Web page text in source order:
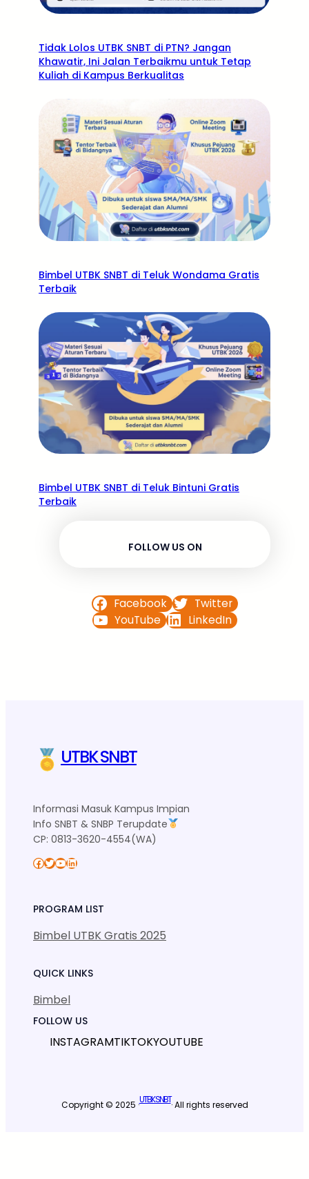
Tidak Lolos UTBK SNBT di PTN? Jangan
Khawatir, Ini Jalan Terbaikmu untuk Tetap
Kuliah di Kampus Berkualitas
Bimbel UTBK SNBT di Teluk Wondama Gratis
Terbaik
Bimbel UTBK SNBT di Teluk Bintuni Gratis
Terbaik
FOLLOW US ON
Facebook
Twitter
YouTube
LinkedIn
UTBK SNBT
Informasi Masuk Kampus Impian
Info SNBT & SNBP Terupdate
CP: 0813-3620-4554(WA)
Facebook Twitter YouTube LinkedIn
PROGRAM LIST
Bimbel UTBK Gratis 2025
QUICK LINKS
Bimbel
FOLLOW US
INSTAGRAMTIKTOKYOUTUBE
Copyright © 2025 ·UTBK SNBT· All rights reserved